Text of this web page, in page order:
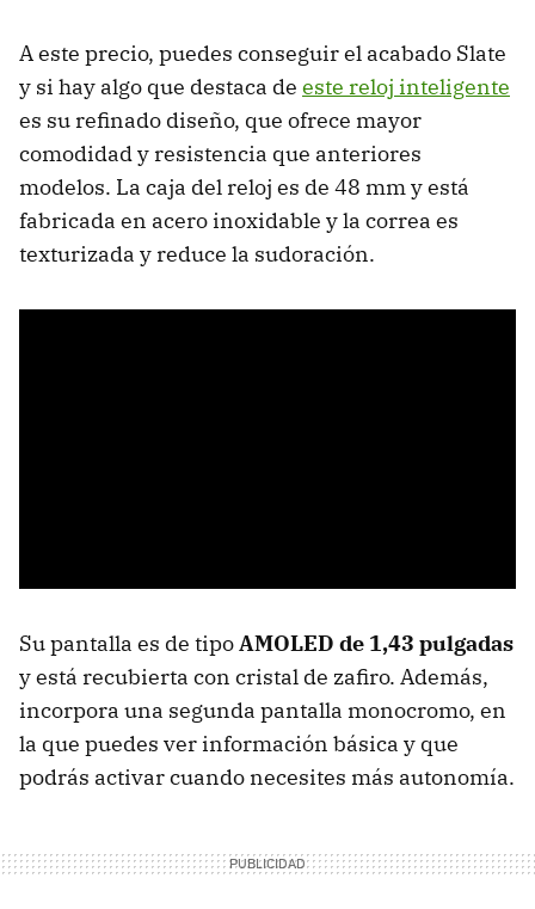
A este precio, puedes conseguir el acabado Slate
y si hay algo que destaca de este reloj inteligente
es su refinado diseño, que ofrece mayor
comodidad y resistencia que anteriores
modelos. La caja del reloj es de 48 mm y está
fabricada en acero inoxidable y la correa es
texturizada y reduce la sudoración.
Su pantalla es de tipoAMOLED de 1,43 pulgadas
y está recubierta con cristal de zafiro. Además,
incorpora una segunda pantalla monocromo, en
la que puedes ver información básica y que
podrás activar cuando necesites más autonomía.